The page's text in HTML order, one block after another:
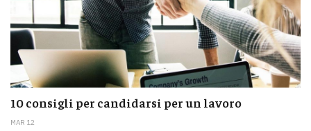
10 consigli per candidarsi per un lavoro
MAR 12